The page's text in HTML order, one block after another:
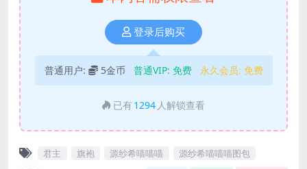
登录后购买
普通用户: 5金币 普通VIP: 免费 永久会员: 免费
已有 1294 人解锁查看
君主 旗袍 源纱希喵喵喵 源纱希喵喵喵图包